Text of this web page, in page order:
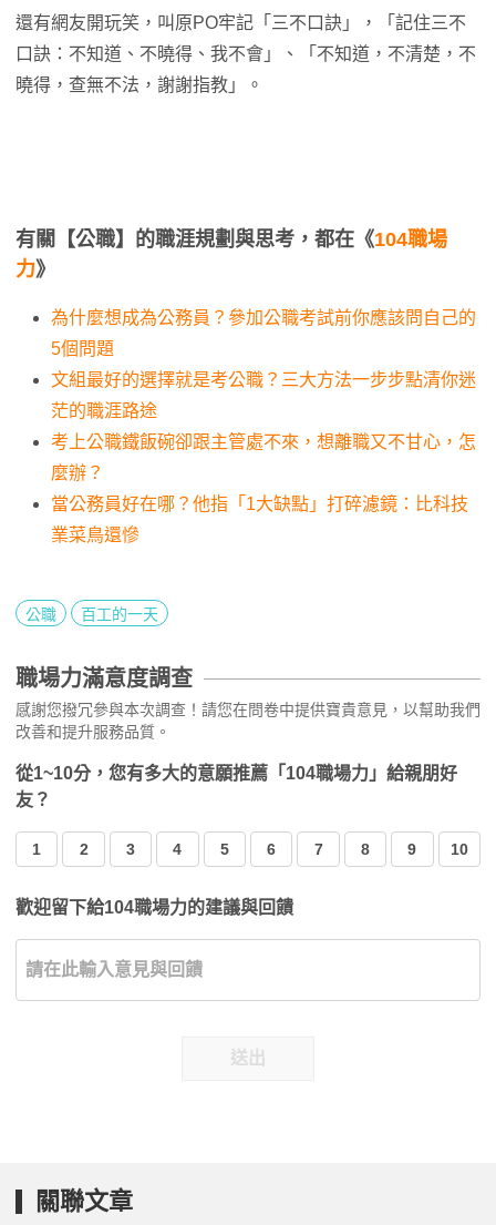
還有網友開玩笑，叫原PO牢記「三不口訣」，「記住三不
口訣：不知道、不曉得、我不會」、「不知道，不清楚，不
曉得，查無不法，謝謝指教」。
有關【公職】的職涯規劃與思考，都在《104職場
力》
為什麼想成為公務員？參加公職考試前你應該問自己的
5個問題
文組最好的選擇就是考公職？三大方法一步步點清你迷
茫的職涯路途
考上公職鐵飯碗卻跟主管處不來，想離職又不甘心，怎
麼辦？
當公務員好在哪？他指「1大缺點」打碎濾鏡：比科技
業菜鳥還慘
公職 百工的一天
職場力滿意度調查
感謝您撥冗參與本次調查！請您在問卷中提供寶貴意見，以幫助我們
改善和提升服務品質。
從1~10分，您有多大的意願推薦「104職場力」給親朋好
友？
1 2 3 4 5 6 7 8 9 10
歡迎留下給104職場力的建議與回饋
送出
關聯文章